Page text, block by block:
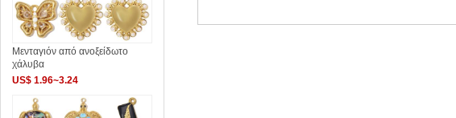
Μενταγιόν από ανοξείδωτο
χάλυβα
US$ 1.96~3.24